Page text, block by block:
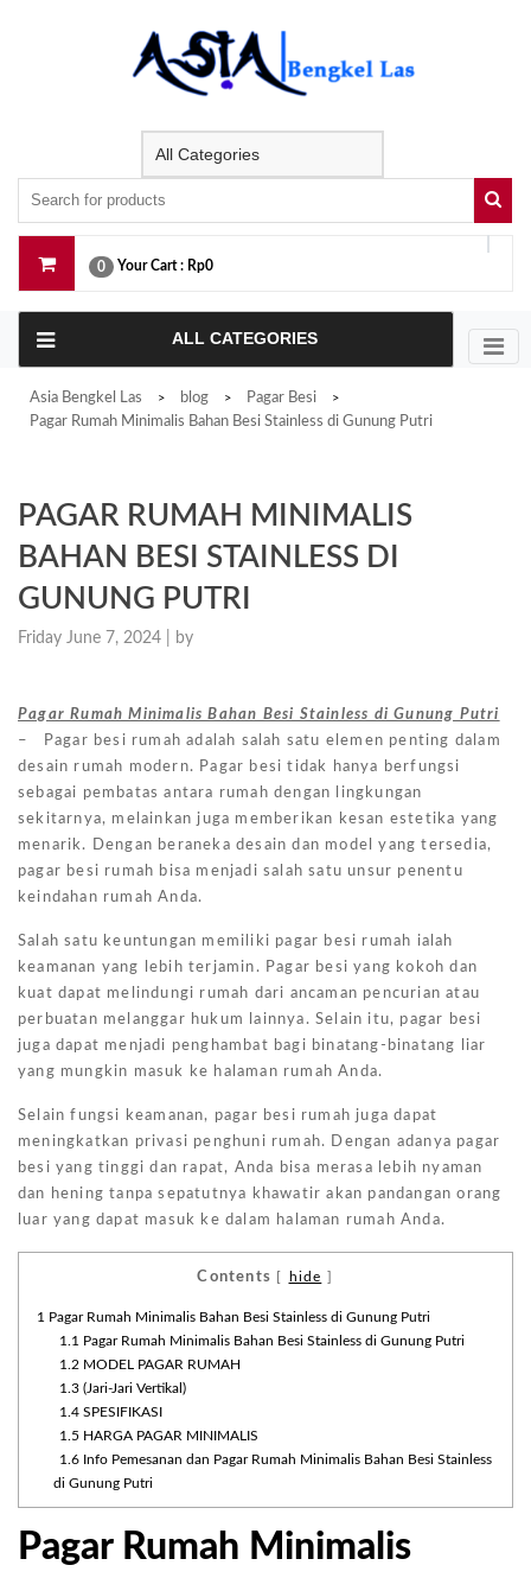
0 Your Cart : Rp0
ALL CATEGORIES
Asia Bengkel Las > blog > Pagar Besi >
Pagar Rumah Minimalis Bahan Besi Stainless di Gunung Putri
PAGAR RUMAH MINIMALIS
BAHAN BESI STAINLESS DI
GUNUNG PUTRI
Friday June 7, 2024 | by
Pagar Rumah Minimalis Bahan Besi Stainless di Gunung Putri
– Pagar besi rumah adalah salah satu elemen penting dalam
desain rumah modern. Pagar besi tidak hanya berfungsi
sebagai pembatas antara rumah dengan lingkungan
sekitarnya, melainkan juga memberikan kesan estetika yang
menarik. Dengan beraneka desain dan model yang tersedia,
pagar besi rumah bisa menjadi salah satu unsur penentu
keindahan rumah Anda.
Salah satu keuntungan memiliki pagar besi rumah ialah
keamanan yang lebih terjamin. Pagar besi yang kokoh dan
kuat dapat melindungi rumah dari ancaman pencurian atau
perbuatan melanggar hukum lainnya. Selain itu, pagar besi
juga dapat menjadi penghambat bagi binatang-binatang liar
yang mungkin masuk ke halaman rumah Anda.
Selain fungsi keamanan, pagar besi rumah juga dapat
meningkatkan privasi penghuni rumah. Dengan adanya pagar
besi yang tinggi dan rapat, Anda bisa merasa lebih nyaman
dan hening tanpa sepatutnya khawatir akan pandangan orang
luar yang dapat masuk ke dalam halaman rumah Anda.
Contents hide
1
Pagar Rumah Minimalis Bahan Besi Stainless di Gunung Putri
1.1
Pagar Rumah Minimalis Bahan Besi Stainless di Gunung Putri
1.2 MODEL PAGAR RUMAH
1.3(Jari-Jari Vertikal)
1.4SPESIFIKASI
1.5 HARGA PAGAR MINIMALIS
1.6Info Pemesanan dan Pagar Rumah Minimalis Bahan Besi Stainless
di Gunung Putri
Pagar Rumah Minimalis